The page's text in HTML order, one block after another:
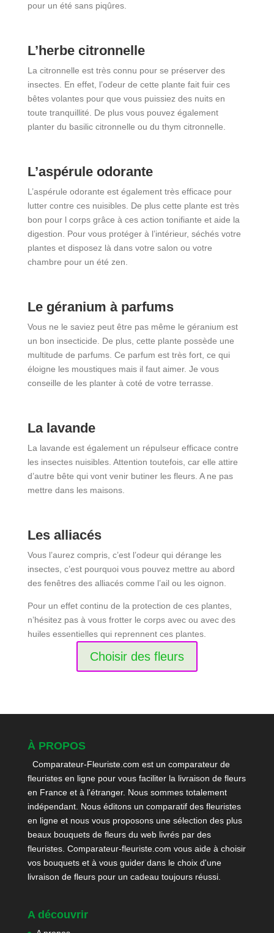
pour un été sans piqûres.
L’herbe citronnelle
La citronnelle est très connu pour se préserver des
insectes. En effet, l’odeur de cette plante fait fuir ces
bêtes volantes pour que vous puissiez des nuits en
toute tranquillité. De plus vous pouvez également
planter du basilic citronnelle ou du thym citronnelle.
L’aspérule odorante
L’aspérule odorante est également très efficace pour
lutter contre ces nuisibles. De plus cette plante est très
bon pour l corps grâce à ces action tonifiante et aide la
digestion. Pour vous protéger à l’intérieur, séchés votre
plantes et disposez là dans votre salon ou votre
chambre pour un été zen.
Le géranium à parfums
Vous ne le saviez peut être pas même le géranium est
un bon insecticide. De plus, cette plante possède une
multitude de parfums. Ce parfum est très fort, ce qui
éloigne les moustiques mais il faut aimer. Je vous
conseille de les planter à coté de votre terrasse.
La lavande
La lavande est également un répulseur efficace contre
les insectes nuisibles. Attention toutefois, car elle attire
d’autre bête qui vont venir butiner les fleurs. A ne pas
mettre dans les maisons.
Les alliacés
Vous l’aurez compris, c’est l’odeur qui dérange les
insectes, c’est pourquoi vous pouvez mettre au abord
des fenêtres des alliacés comme l’ail ou les oignon.
Pour un effet continu de la protection de ces plantes,
n’hésitez pas à vous frotter le corps avec ou avec des
huiles essentielles qui reprennent ces plantes.
Choisir des fleurs
À PROPOS
Comparateur-Fleuriste.com est un comparateur de
fleuristes en ligne pour vous faciliter la livraison de fleurs
en France et à l'étranger. Nous sommes totalement
indépendant. Nous éditons un comparatif des fleuristes
en ligne et nous vous proposons une sélection des plus
beaux bouquets de fleurs du web livrés par des
fleuristes. Comparateur-fleuriste.com vous aide à choisir
vos bouquets et à vous guider dans le choix d'une
livraison de fleurs pour un cadeau toujours réussi.
A découvrir